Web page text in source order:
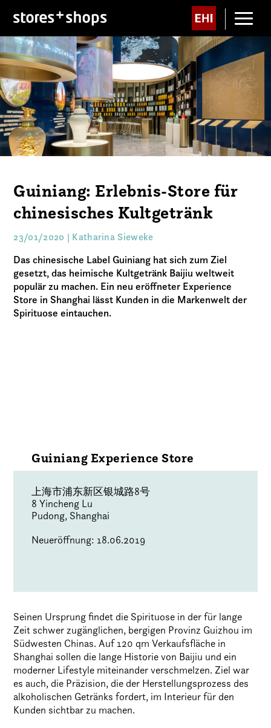
Guiniang: Erlebnis-Store für
chinesisches Kultgetränk
23/01/2020 | Katharina Sieweke
Das chinesische Label Guiniang hat sich zum Ziel
gesetzt, das heimische Kultgetränk Baijiu weltweit
populär zu machen. Ein neu eröffneter Experience
Store in Shanghai lässt Kunden in die Markenwelt der
Spirituose eintauchen.
Guiniang Experience Store
上海市浦东新区银城路8号
8 Yincheng Lu
Pudong, Shanghai
Neueröffnung: 18.06.2019
Seinen Ursprung findet die Spirituose in der für lange
Zeit schwer zugänglichen, bergigen Provinz Guizhou im
Südwesten Chinas. Auf 120 qm Verkaufsfläche in
Shanghai sollen die lange Historie von Baijiu und ein
moderner Lifestyle miteinander verschmelzen. Ziel war
es auch, die Präzision, die der Herstellungsprozess des
alkoholischen Getränks fordert, im Interieur für den
Kunden sichtbar zu machen.